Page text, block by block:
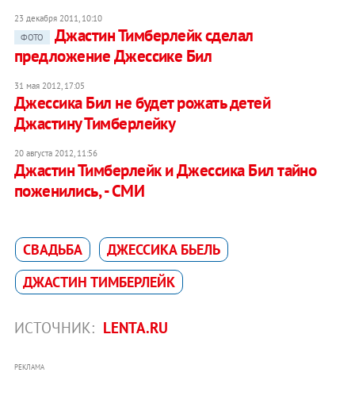
23 декабря 2011, 10:10
ФОТО
Джастин Тимберлейк сделал
предложение Джессике Бил
31 мая 2012, 17:05
Джессика Бил не будет рожать детей
Джастину Тимберлейку
20 августа 2012, 11:56
Джастин Тимберлейк и Джессика Бил тайно
поженились, - СМИ
СВАДЬБА
ДЖЕССИКА БЬЕЛЬ
ДЖАСТИН ТИМБЕРЛЕЙК
ИСТОЧНИК: LENTA.RU
РЕКЛАМА